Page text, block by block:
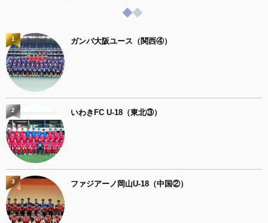
ガンバ大阪ユース（関西④）
1
いわきFC U-18（東北③）
2
ファジアーノ岡山U-18（中国②）
3